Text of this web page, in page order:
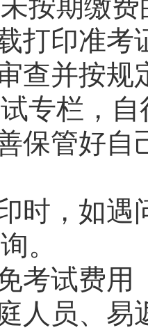
按期缴
打印准考
查并按规
专栏 ，
保管好自
时，如遇
。
考试费用
人员、易